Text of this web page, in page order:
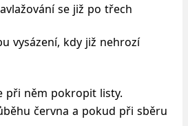
se již po třech
vysázení, kdy již nehrozí
při něm pokropit listy.
června a pokud při sběru